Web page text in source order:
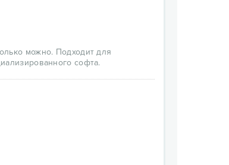
можно. Подходит для
софта.